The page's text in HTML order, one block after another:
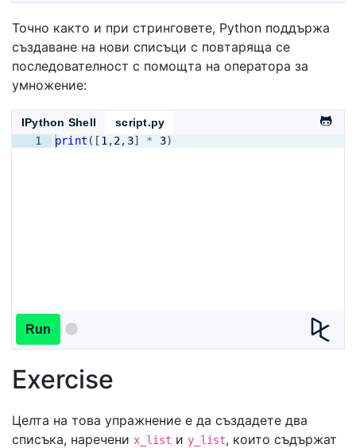
Точно както и при стринговете, Python поддържа
създаване на нови списъци с повтаряща се
последователност с помощта на оператора за
умножение:
IPython Shell
script.py
1
print ([ 1 ,2, 3] * 3)
Run
Exercise
Целта на това упражнение е да създадете два
списъка, наречени x_list и y_list, които съдържат